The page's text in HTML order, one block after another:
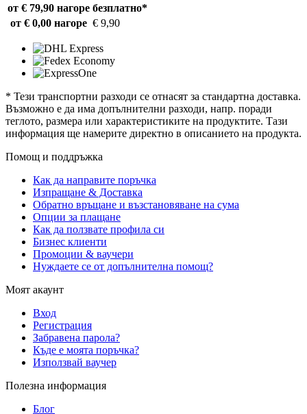
от € 79,90 нагоре безплатно*
от € 0,00 нагоре € 9,90
* Тези транспортни разходи се отнасят за стандартна доставка.
Възможно е да има допълнителни разходи, напр. поради
теглото, размера или характеристиките на продуктите. Тази
информация ще намерите директно в описанието на продукта.
Помощ и поддръжка
Как да направите поръчка
Изпращане & Доставка
Обратно връщане и възстановяване на сума
Опции за плащане
Как да ползвате профила си
Бизнес клиенти
Промоции & ваучери
Нуждаете се от допълнителна помощ?
Моят акаунт
Вход
Регистрация
Забравена парола?
Къде е моята поръчка?
Използвай ваучер
Полезна информация
Блог